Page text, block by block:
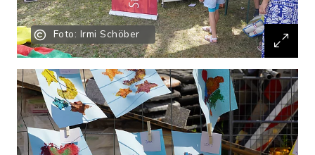
Foto: Irmi Schöber